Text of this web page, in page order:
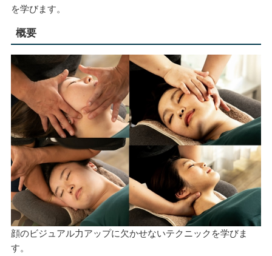
を学びます。
概要
顔のビジュアル力アップに欠かせないテクニックを学びま
す。